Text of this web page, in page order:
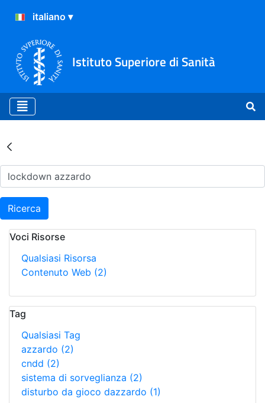
Istituto Superiore di Sanità
Risultati della Ricerca -
Ricerca
Voci Risorse
Qualsiasi Risorsa
Contenuto Web (2)
Tag
Qualsiasi Tag
azzardo (2)
cndd (2)
sistema di sorveglianza (2)
disturbo da gioco dazzardo (1)